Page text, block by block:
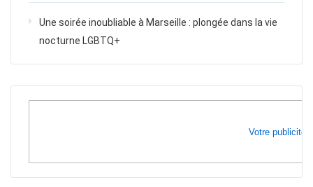
Une soirée inoubliable à Marseille : plongée dans la vie
nocturne LGBTQ+
Votre publicité